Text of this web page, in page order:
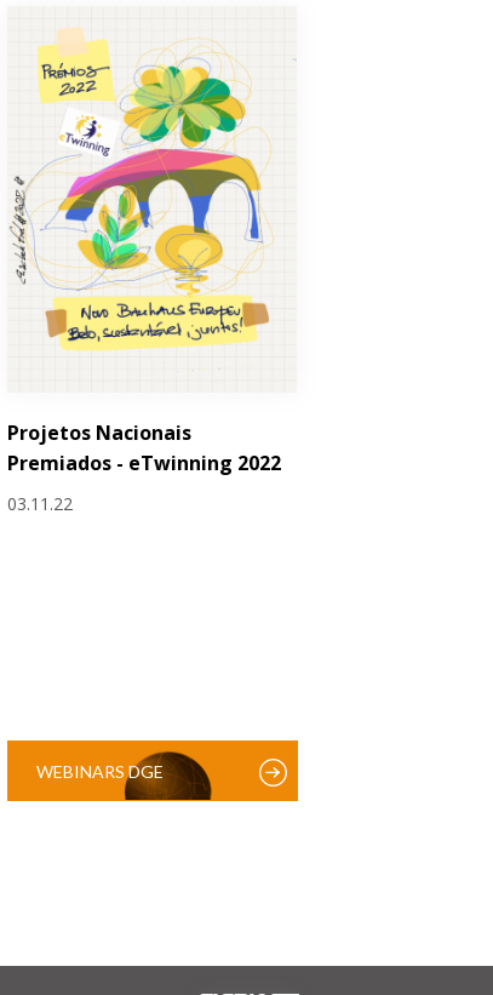
Projetos Nacionais
Premiados - eTwinning 2022
03.11.22
WEBINARS DGE